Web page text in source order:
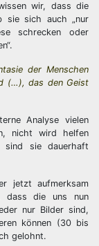
wir, dass die
sie sich auch „nur
schrecken oder
der Menschen
(…), das den Geist
Analyse vielen
nicht wird helfen
sind sie dauerhaft
jetzt aufmerksam
dass die uns nun
nur Bilder sind,
können (30 bis
gelohnt.